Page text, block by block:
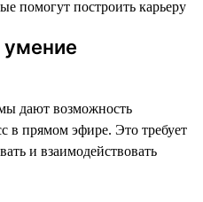
умение
дают возможность
в прямом эфире. Это требует
и взаимодействовать